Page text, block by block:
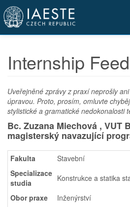
Přejít
hlavnímu
obsahu
Internship
Uveřejněné zprávy z praxí neprošly
úpravou. Proto, prosím, omluvte
stylistické a gramatické nedokonalosti
Bc. Zuzana Miechová , VUT
magisterský navazující
Fakulta
Stavební
Specializace
studia
Konstrukce a statika
Obor praxe
Inženýrství